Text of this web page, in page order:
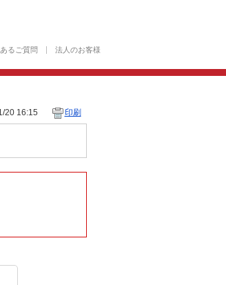
るご質問 法人のお客様
20 16:15 印刷